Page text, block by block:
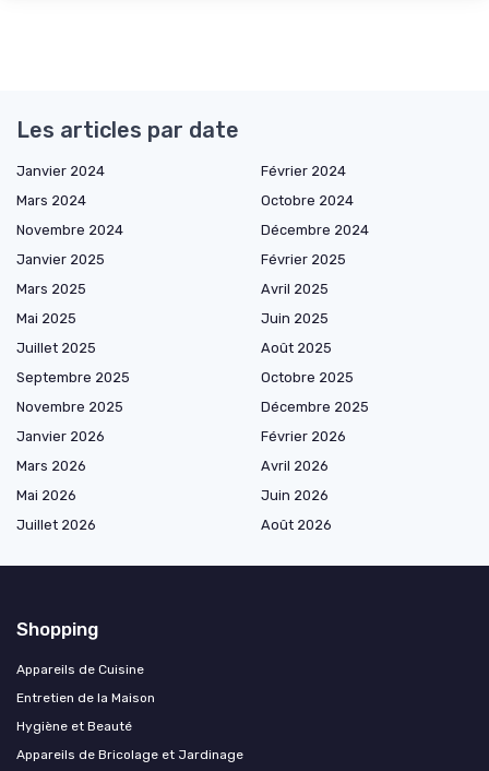
Les articles par date
Janvier 2024
Février 2024
Mars 2024
Octobre 2024
Novembre 2024
Décembre 2024
Janvier 2025
Février 2025
Mars 2025
Avril 2025
Mai 2025
Juin 2025
Juillet 2025
Août 2025
Septembre 2025
Octobre 2025
Novembre 2025
Décembre 2025
Janvier 2026
Février 2026
Mars 2026
Avril 2026
Mai 2026
Juin 2026
Juillet 2026
Août 2026
Shopping
Appareils de Cuisine
Entretien de la Maison
Hygiène et Beauté
Appareils de Bricolage et Jardinage